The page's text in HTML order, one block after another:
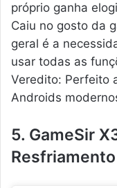
próprio ganha
Caiu no gosto da
geral é a
usar todas as
Veredito: Perfeito
Androids
5. GameSir